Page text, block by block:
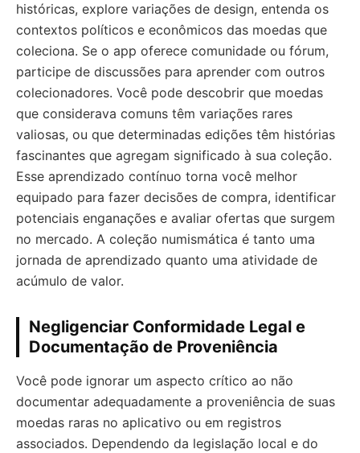
históricas, explore variações de design, entenda os
contextos políticos e econômicos das moedas que
coleciona. Se o app oferece comunidade ou fórum,
participe de discussões para aprender com outros
colecionadores. Você pode descobrir que moedas
que considerava comuns têm variações rares
valiosas, ou que determinadas edições têm histórias
fascinantes que agregam significado à sua coleção.
Esse aprendizado contínuo torna você melhor
equipado para fazer decisões de compra, identificar
potenciais enganações e avaliar ofertas que surgem
no mercado. A coleção numismática é tanto uma
jornada de aprendizado quanto uma atividade de
acúmulo de valor.
Negligenciar Conformidade Legal e
Documentação de Proveniência
Você pode ignorar um aspecto crítico ao não
documentar adequadamente a proveniência de suas
moedas raras no aplicativo ou em registros
associados. Dependendo da legislação local e do